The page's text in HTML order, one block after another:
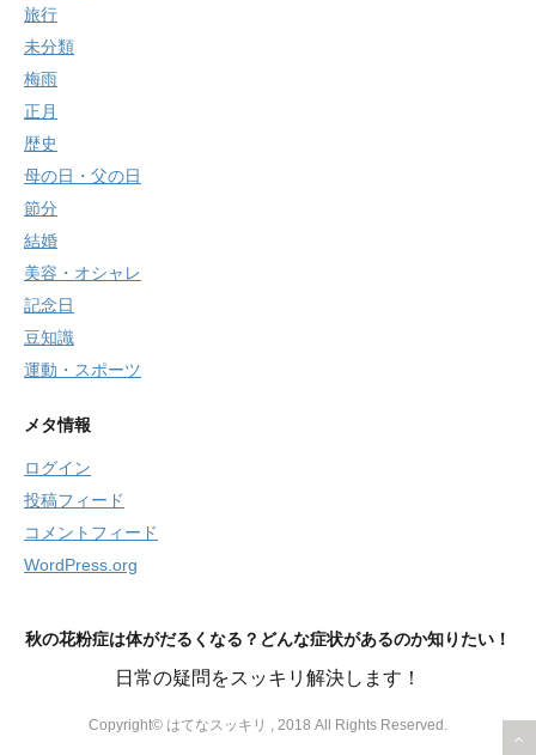
旅行
未分類
梅雨
正月
歴史
母の日・父の日
節分
結婚
美容・オシャレ
記念日
豆知識
運動・スポーツ
メタ情報
ログイン
投稿フィード
コメントフィード
WordPress.org
秋の花粉症は体がだるくなる？どんな症状があるのか知りたい！
日常の疑問をスッキリ解決します！
Copyright© はてなスッキリ , 2018 All Rights Reserved.